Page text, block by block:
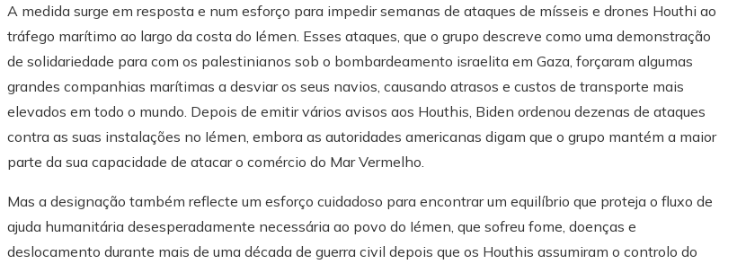
A medida surge em resposta e num esforço para impedir semanas de ataques de mísseis e drones Houthi ao
tráfego marítimo ao largo da costa do Iémen. Esses ataques, que o grupo descreve como uma demonstração
de solidariedade para com os palestinianos sob o bombardeamento israelita em Gaza, forçaram algumas
grandes companhias marítimas a desviar os seus navios, causando atrasos e custos de transporte mais
elevados em todo o mundo. Depois de emitir vários avisos aos Houthis, Biden ordenou dezenas de ataques
contra as suas instalações no Iémen, embora as autoridades americanas digam que o grupo mantém a maior
parte da sua capacidade de atacar o comércio do Mar Vermelho.
Mas a designação também reflecte um esforço cuidadoso para encontrar um equilíbrio que proteja o fluxo de
ajuda humanitária desesperadamente necessária ao povo do Iémen, que sofreu fome, doenças e
deslocamento durante mais de uma década de guerra civil depois que os Houthis assumiram o controlo do